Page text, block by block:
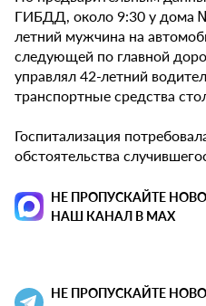
ГИБДД, около 9:30 у дома
летний мужчина на
следующей по главной
управлял 42-летний
транспортные средства
Госпитализация
обстоятельства
НЕ ПРОПУСКАЙТЕ
НАШ КАНАЛ В MAX
НЕ ПРОПУСКАЙТЕ